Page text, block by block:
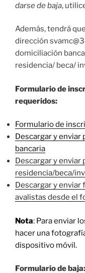
darse de baja,
Además, tendrá
dirección
domiciliación
residencia/ beca/
Formulario de
requeridos:
Formulario de
Descargar y enviar
bancaria
Descargar y enviar
residencia/beca/
Descargar y enviar
avalistas desde el
Nota: Para enviar
hacer una
dispositivo móvil.
Formulario de baja: